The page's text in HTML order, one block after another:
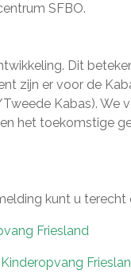
SFBO.
Dit
zijn er voor de
Kabas).
het toekomstige
kunt u
Friesland